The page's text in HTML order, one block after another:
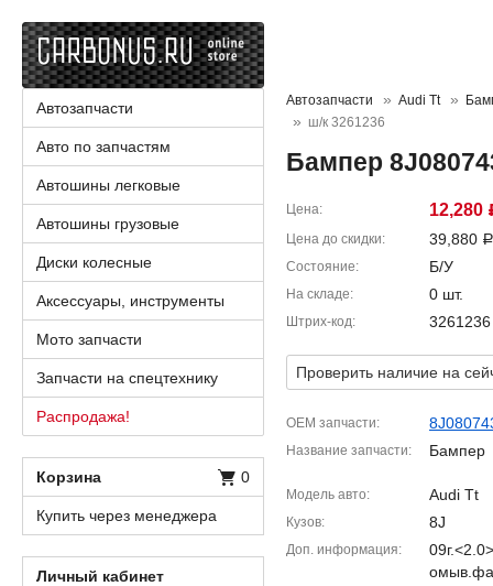
Автозапчасти Audi Tt
ш/к 3261236
Бампер
Цена 12,280
Цена до скидки 39,880 Р
Состояние Б/У
На складе 0 шт.
Штрих-код 3261236
Проверить наличие на
OEM запчасти
Название запчасти Бампер
Модель авто Audi Tt
Кузов 8J
Доп. информация
Автозапчасти
Авто по запчастям
Автошины легковые
Автошины грузовые
Диски колесные
Аксессуары, инструменты
Мото запчасти
Запчасти на спецтехнику
Распродажа!
Корзина 0
Купить через менеджера
Личный кабинет